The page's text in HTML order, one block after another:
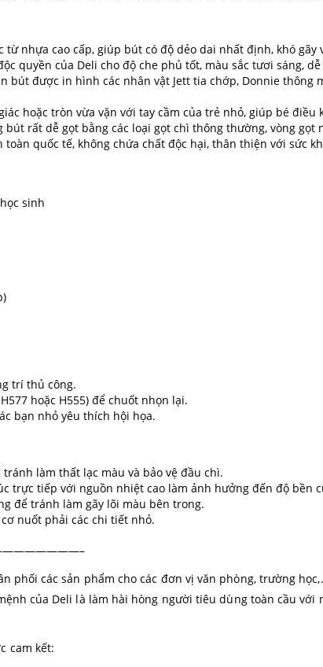
từ nhựa cao cấp, giúp bút có độ dẻo dai nhất định, khó
quyền của Deli cho độ che phủ tốt, màu sắc tươi sáng,
bút được in hình các nhân vật Jett tia chớp, Donnie
hoặc tròn vừa vặn với tay cầm của trẻ nhỏ, giúp bé
rất dễ gọt bằng các loại gọt chì thông thường, vòng gọt
quốc tế, không chứa chất độc hại, thân thiện với sức
sinh
trí thủ công.
hoặc H555) để chuốt nhọn lại.
bạn nhỏ yêu thích hội họa.
làm thất lạc màu và bảo vệ đầu chì.
trực tiếp với nguồn nhiệt cao làm ảnh hưởng đến độ bền
để tránh làm gãy lõi màu bên trong.
nuốt phải các chi tiết nhỏ.
phối các sản phẩm cho các đơn vị văn phòng, trường
của Deli là làm hài hòng người tiêu dùng toàn cầu với
cam kết: